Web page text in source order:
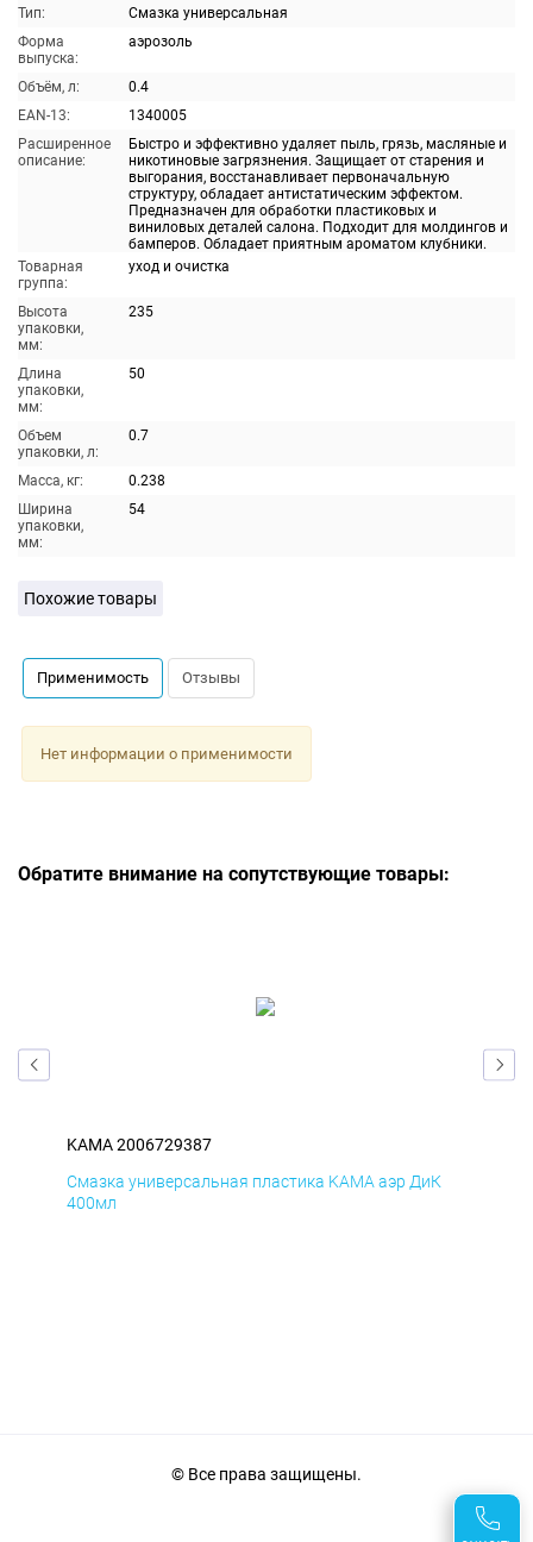
Тип:
Смазка универсальная
Форма
выпуска:
аэрозоль
Объём, л:
0.4
EAN-13:
1340005
Расширенное
описание:
Быстро и эффективно удаляет пыль, грязь, масляные и
никотиновые загрязнения. Защищает от старения и
выгорания, восстанавливает первоначальную
структуру, обладает антистатическим эффектом.
Предназначен для обработки пластиковых и
виниловых деталей салона. Подходит для молдингов и
бамперов. Обладает приятным ароматом клубники.
Товарная
группа:
уход и очистка
Высота
упаковки,
мм:
235
Длина
упаковки,
мм:
50
Объем
упаковки, л:
0.7
Масса, кг:
0.238
Ширина
упаковки,
мм:
54
Похожие товары
Применимость Отзывы
Нет информации о применимости
Обратите внимание на сопутствующие товары:
KAMA 2006729387
Смазка универсальная пластика KAMA аэр ДиК
400мл
© Все права защищены.